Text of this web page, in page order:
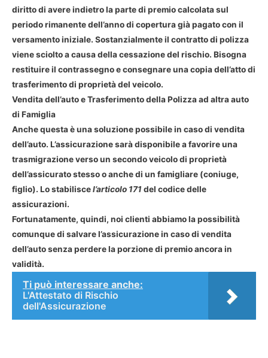
diritto di avere indietro la parte di premio calcolata sul
periodo rimanente dell’anno di copertura già pagato con il
versamento iniziale. Sostanzialmente il contratto di polizza
viene sciolto a causa della cessazione del rischio. Bisogna
restituire il contrassegno e consegnare una copia dell’atto di
trasferimento di proprietà del veicolo.
Vendita dell’auto e Trasferimento della Polizza ad altra auto
di Famiglia
Anche questa è una soluzione possibile in caso di vendita
dell’auto. L’assicurazione sarà disponibile a favorire una
trasmigrazione verso un secondo veicolo di proprietà
dell’assicurato stesso o anche di un famigliare (coniuge,
figlio). Lo stabiliscel’articolo 171 del codice delle
assicurazioni.
Fortunatamente, quindi, noi clienti abbiamo la possibilità
comunque di salvare l’assicurazione in caso di vendita
dell’auto senza perdere la porzione di premio ancora in
validità.
Ti può interessare anche:
L'Attestato di Rischio
dell'Assicurazione